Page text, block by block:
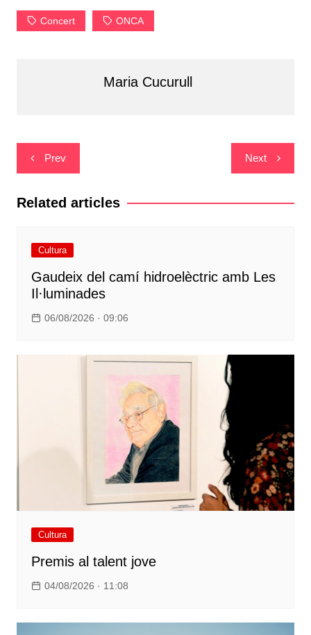
Concert ONCA
Maria Cucurull
Navegació
d'entrades
Prev Next
Related articles
Cultura
Gaudeix del camí hidroelèctric amb Les
Il·luminades
06/08/2026 · 09:06
Cultura
Premis al talent jove
04/08/2026 · 11:08